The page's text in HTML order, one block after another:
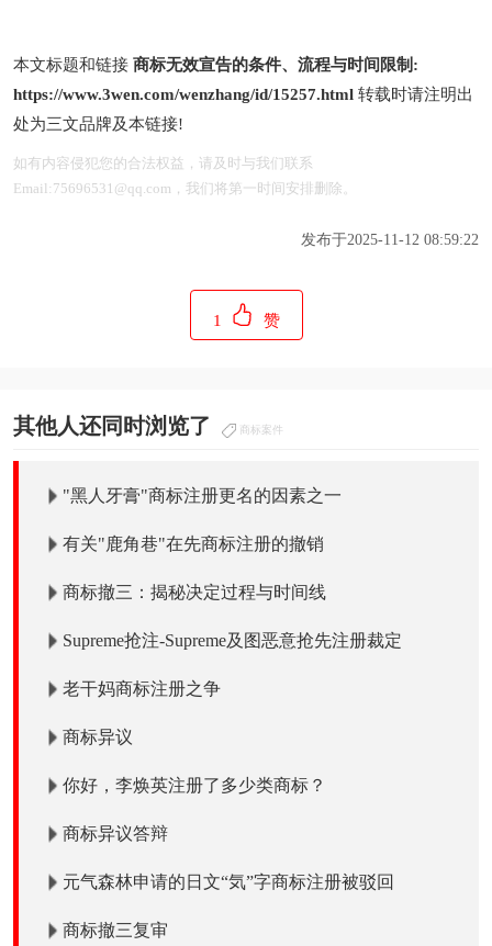
本文标题和链接 商标无效宣告的条件、流程与时间限制:
https://www.3wen.com/wenzhang/id/15257.html 转载时请注明出
处为三文品牌及本链接!
如有内容侵犯您的合法权益，请及时与我们联系
Email:75696531@qq.com，我们将第一时间安排删除。
发布于2025-11-12 08:59:22
1 赞
其他人还同时浏览了 商标案件
"黑人牙膏"商标注册更名的因素之一
有关"鹿角巷"在先商标注册的撤销
商标撤三：揭秘决定过程与时间线
Supreme抢注-Supreme及图恶意抢先注册裁定
老干妈商标注册之争
商标异议
你好，李焕英注册了多少类商标？
商标异议答辩
元气森林申请的日文“気”字商标注册被驳回
商标撤三复审